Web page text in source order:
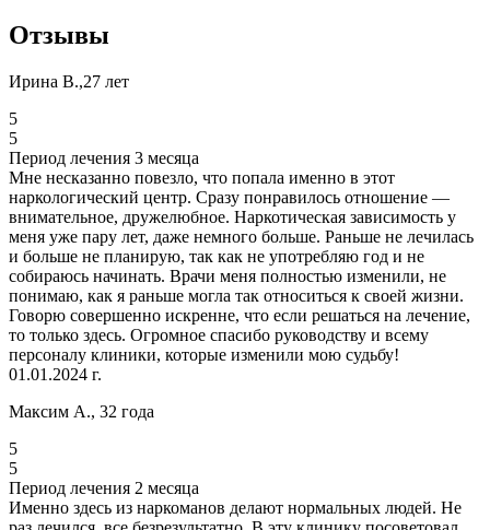
Отзывы
Ирина В.,27 лет
5
5
Период лечения 3 месяца
Мне несказанно повезло, что попала именно в этот
наркологический центр. Сразу понравилось отношение —
внимательное, дружелюбное. Наркотическая зависимость у
меня уже пару лет, даже немного больше. Раньше не лечилась
и больше не планирую, так как не употребляю год и не
собираюсь начинать. Врачи меня полностью изменили, не
понимаю, как я раньше могла так относиться к своей жизни.
Говорю совершенно искренне, что если решаться на лечение,
то только здесь. Огромное спасибо руководству и всему
персоналу клиники, которые изменили мою судьбу!
01.01.2024 г.
Максим А., 32 года
5
5
Период лечения 2 месяца
Именно здесь из наркоманов делают нормальных людей. Не